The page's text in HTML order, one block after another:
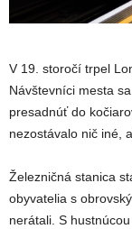
V 19. storočí trpel
Návštevníci mesta
presadnúť do
nezostávalo nič iné,
Železničná stanica
obyvatelia s
nerátali. S